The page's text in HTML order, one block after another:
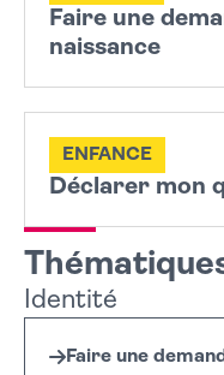
Faire une
naissance
Déclarer mon
ENFANCE
Identité
Faire une